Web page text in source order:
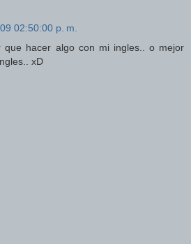
02:50:00 p. m.
que hacer algo con mi ingles.. o mejor
xD